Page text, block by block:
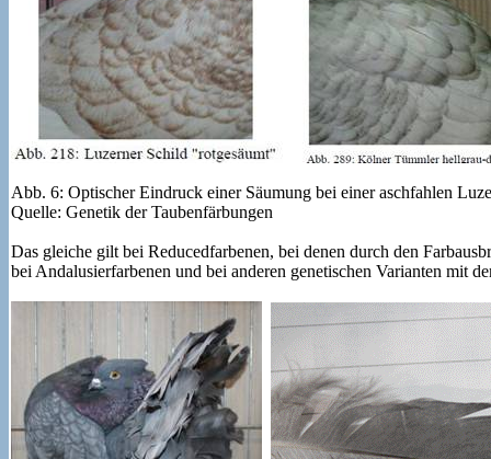
Abb. 6: Optischer Eindruck einer Säumung bei einer aschfahlen
Quelle: Genetik der Taubenfärbungen
Das gleiche gilt bei Reducedfarbenen, bei denen durch den
bei Andalusierfarbenen und bei anderen genetischen Varianten mit